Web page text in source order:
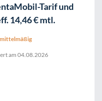
Tarif und
14,46 € mtl.
mittelmäßig
am04.08.2026